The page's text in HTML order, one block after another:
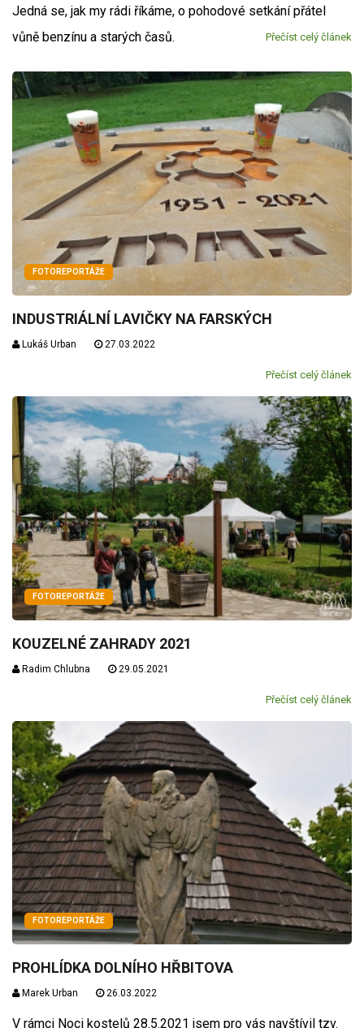
Jedná se, jak my rádi říkáme, o pohodové setkání přátel
vůně benzínu a starých časů.
Přečíst celý článek
FOTOREPORTÁŽE
INDUSTRIÁLNÍ LAVIČKY NA FARSKÝCH
Lukáš Urban 27.03.2022
Přečíst celý článek
FOTOREPORTÁŽE
KOUZELNÉ ZAHRADY 2021
Radim Chlubna 29.05.2021
Přečíst celý článek
FOTOREPORTÁŽE
PROHLÍDKA DOLNÍHO HŘBITOVA
Marek Urban 26.03.2022
V rámci Noci kostelů 28.5.2021 jsem pro vás navštívil tzv.